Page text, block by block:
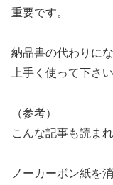
重要です。
納品書の代わりに
上手く使って下さい
（参考）
こんな記事も読ま
ノーカーボン紙を